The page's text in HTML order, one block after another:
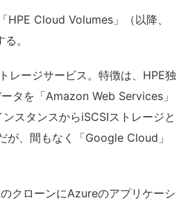
Cloud Volumes」（以降、
。
ージサービス。特徴は、HPE独
タを「Amazon Web Services」
スタンスからiSCSIストレージと
が、間もなく「Google Cloud」
クローンにAzureのアプリケーシ